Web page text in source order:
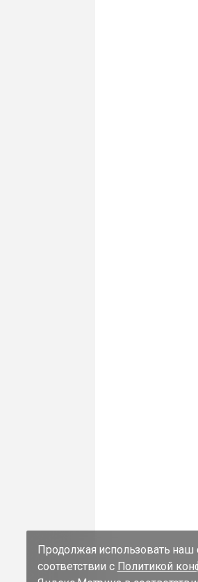
Продолжая использовать наш
соответствии с Политикой